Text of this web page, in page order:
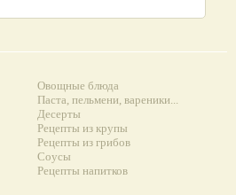
Овощные блюда
Паста, пельмени, вареники...
Десерты
Рецепты из крупы
Рецепты из грибов
Соусы
Рецепты напитков